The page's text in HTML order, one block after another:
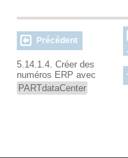
Précédent
5.14.1.4. Créer des
numéros ERP avec
PARTdataCenter